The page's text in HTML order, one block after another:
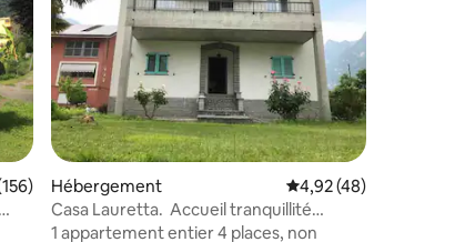
: 4,76 sur 5
moyenne sur la base de 156 commentaires : 4,94 sur 5
Hébergement Évaluation moyenne
4,92 (48)
Casa Lauretta. Accueil tranquillité
sympathie
1 appartement entier 4 places, non